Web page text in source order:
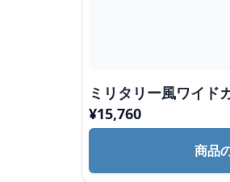
ミリタリー風ワイド
¥15,760
商品